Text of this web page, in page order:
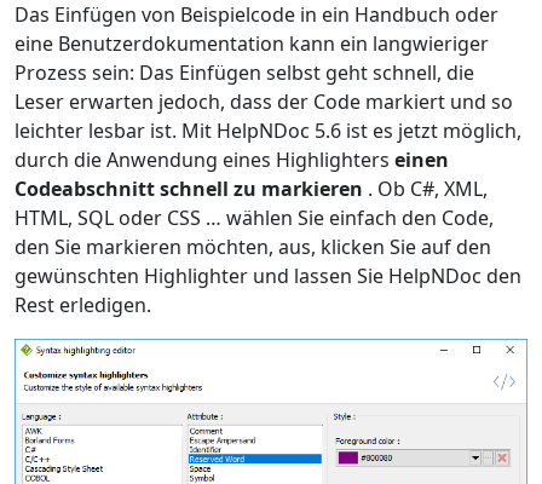
Das Einfügen von Beispielcode in ein Handbuch oder
eine Benutzerdokumentation kann ein langwieriger
Prozess sein: Das Einfügen selbst geht schnell, die
Leser erwarten jedoch, dass der Code markiert und so
leichter lesbar ist. Mit HelpNDoc 5.6 ist es jetzt möglich,
durch die Anwendung eines Highlighters einen
Codeabschnitt schnell zu markieren . Ob C#, XML,
HTML, SQL oder CSS … wählen Sie einfach den Code,
den Sie markieren möchten, aus, klicken Sie auf den
gewünschten Highlighter und lassen Sie HelpNDoc den
Rest erledigen.